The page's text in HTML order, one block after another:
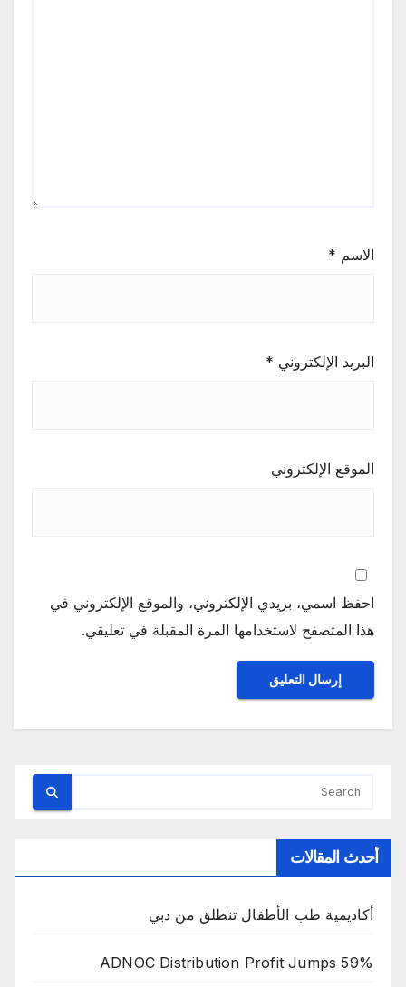
الاسم *
البريد الإلكتروني *
الموقع الإلكتروني
احفظ اسمي، بريدي الإلكتروني، والموقع الإلكتروني في
هذا المتصفح لاستخدامها المرة المقبلة في تعليقي.
أحدث المقالات
أكاديمية طب الأطفال تنطلق من دبي
ADNOC Distribution Profit Jumps 59%